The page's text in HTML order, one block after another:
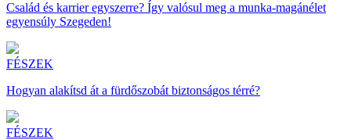
Család és karrier egyszerre? Így valósul meg a munka-magánélet
egyensúly Szegeden!
FÉSZEK
Hogyan alakítsd át a fürdőszobát biztonságos térré?
FÉSZEK